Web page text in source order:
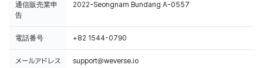
通信販売業申
告
2022-Seongnam Bundang A-0557
電話番号 +82 1544-0790
メールアドレス support@weverse.io